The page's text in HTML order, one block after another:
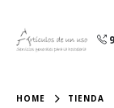
HOME
TIENDA